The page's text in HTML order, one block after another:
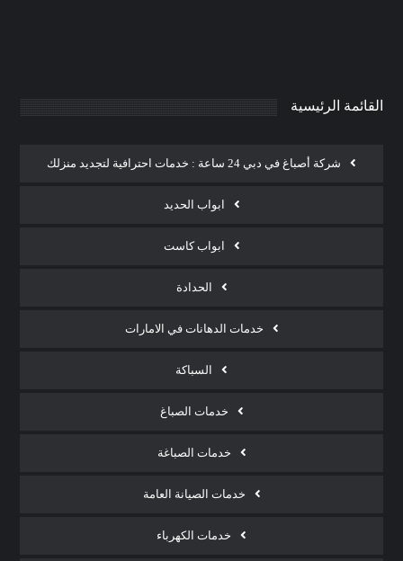
القائمة الرئيسية
شركة أصباغ في دبي 24 ساعة : خدمات احترافية لتجديد منزلك
ابواب الحديد
ابواب كاست
الحدادة
خدمات الدهانات في الامارات
السباكة
خدمات الصباغ
خدمات الصباغة
خدمات الصيانة العامة
خدمات الكهرباء